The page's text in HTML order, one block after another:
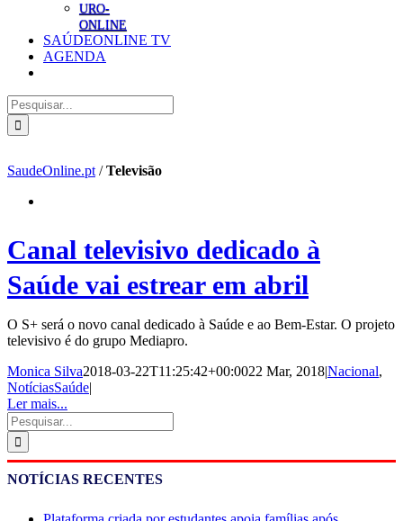
URO-
ONLINE
SAÚDEONLINE TV
AGENDA
Pesquisar
SaudeOnline.pt /Televisão
Canal televisivo dedicado à
Saúde vai estrear em abril
O S+ será o novo canal dedicado à Saúde e ao Bem-Estar. O projeto
televisivo é do grupo Mediapro.
Monica Silva2018-03-22T11:25:42+00:0022 Mar, 2018|Nacional,
NotíciasSaúde|
Ler mais...
Pesquisar
NOTÍCIAS RECENTES